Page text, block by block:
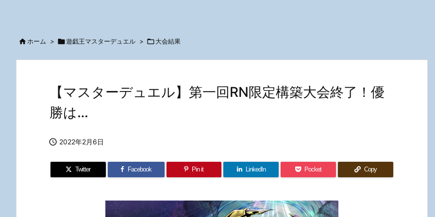
 ホーム > 遊戯王マスターデュエル > 大会結果
【マスターデュエル】第一回RN限定構築大会終了！優
勝は…
 2022年2月6日
Twitter Facebook Pin it LinkedIn Pocket Copy